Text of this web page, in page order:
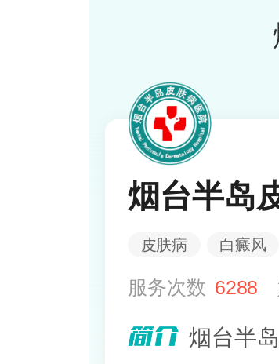
烟台半岛
皮肤病 白癜风
服务次数 6288
烟台半